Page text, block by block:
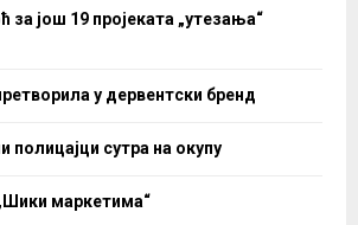
за још 19 пројеката „утезања“
у дервентски бренд
полицајци сутра на окупу
маркетима“